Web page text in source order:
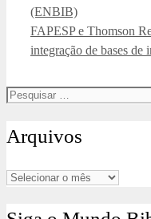
(ENBIB)
FAPESP e Thomson
integração de bases de
Pesquisar
Arquivos
Arquivos